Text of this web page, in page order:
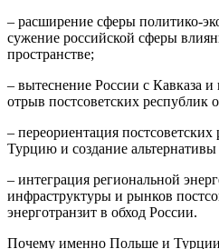
– расширение сферы политико-
сужение российской сферы
пространстве;
– вытеснение России с Кавказа
отрыв постсоветских республик
– переориентация
Турцию и создание
– интеграция региональной
инфраструктуры и рынков
энерготранзит в обход России.
Почему именно Польше и Турции